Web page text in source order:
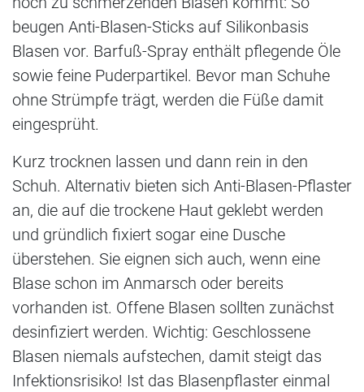
beugen Anti-Blasen-Sticks auf Silikonbasis
Blasen vor. Barfuß-Spray enthält pflegende Öle
sowie feine Puderpartikel. Bevor man Schuhe
ohne Strümpfe trägt, werden die Füße damit
eingesprüht.
Kurz trocknen lassen und dann rein in den
Schuh. Alternativ bieten sich Anti-Blasen-Pflaster
an, die auf die trockene Haut geklebt werden
und gründlich fixiert sogar eine Dusche
überstehen. Sie eignen sich auch, wenn eine
Blase schon im Anmarsch oder bereits
vorhanden ist. Offene Blasen sollten zunächst
desinfiziert werden. Wichtig: Geschlossene
Blasen niemals aufstechen, damit steigt das
Infektionsrisiko! Ist das Blasenpflaster einmal